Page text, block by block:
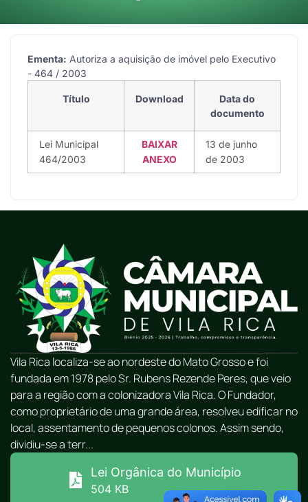
Ementa: Autoriza a aquisição de imóvel pelo Executivo
- 464 / 2003
Título Download
Data do
documento
Lei Municipal
464/2003
BAIXAR
ANEXO
13 de junho
de 2003
Vila Rica localiza-se ao nordeste do Mato Grosso e foi
fundada em 1978 pelo Sr. Rubens Rezende Peres, que veio
para a região com a colonizadora Vila Rica. O Fundador,
como proprietário de uma grande área, resolveu edificar no
local, assentamento de pequenos colonos. Assim sendo,
dividiu-se a terr...
Lei Orgânica do Município
504 KB